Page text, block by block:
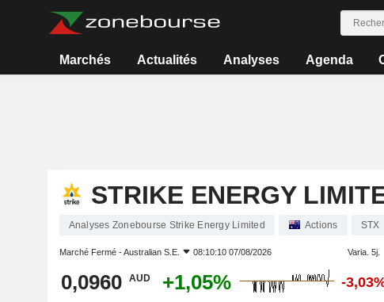
Marchés Actualités Analyses Agenda
STRIKE ENERGY
Analyses Zonebourse Strike Energy Limited Actions STX
Marché Fermé -Australian S.E. 08:10:10 07/08/2026 Varia. 5j.
0,0960 AUD +1,05% -